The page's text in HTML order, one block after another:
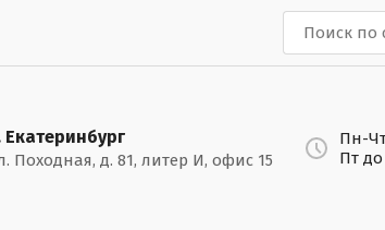
Екатеринбург
Походная, д. 81, литер И, офис 15
Пн-
Пт до